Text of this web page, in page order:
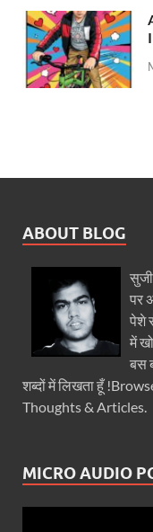
ABOUT BLOG
पर
पेशे
में
बस
शब्दों में लिखता हूँ
Thoughts & Articles.
MICRO AUDIO